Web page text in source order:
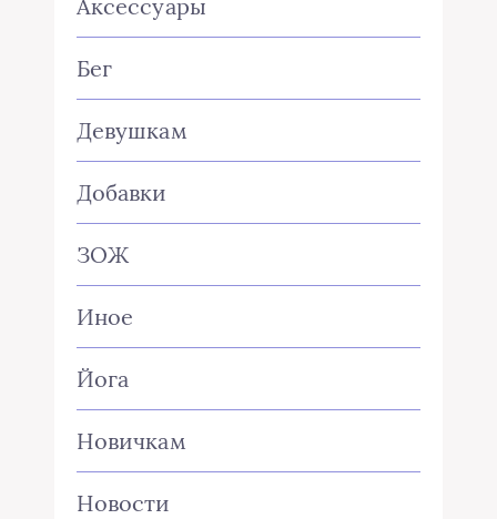
Аксессуары
Бег
Девушкам
Добавки
ЗОЖ
Иное
Йога
Новичкам
Новости